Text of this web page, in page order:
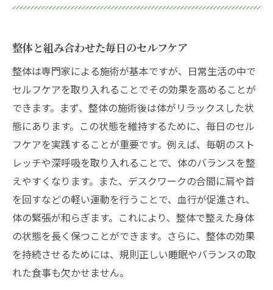
整体と組み合わせた毎日のセルフケア
整体は専門家による施術が基本ですが、日常生活の中で
セルフケアを取り入れることでその効果を高めることが
できます。まず、整体の施術後は体がリラックスした状
態にあります。この状態を維持するために、毎日のセル
フケアを実践することが重要です。例えば、毎朝のスト
レッチや深呼吸を取り入れることで、体のバランスを整
えやすくなります。また、デスクワークの合間に肩や首
を回すなどの軽い運動を行うことで、血行が促進され、
体の緊張が和らぎます。これにより、整体で整えた身体
の状態を長く保つことができます。さらに、整体の効果
を持続させるためには、規則正しい睡眠やバランスの取
れた食事も欠かせません。